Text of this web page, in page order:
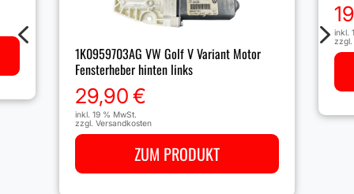
1K0959703AG VW Golf V Variant Motor
Fensterheber hinten links
29,90€
inkl. 19 % MwSt.
zzgl. Versandkosten
ZUM PRODUKT
inkl.
zzgl.
4 5